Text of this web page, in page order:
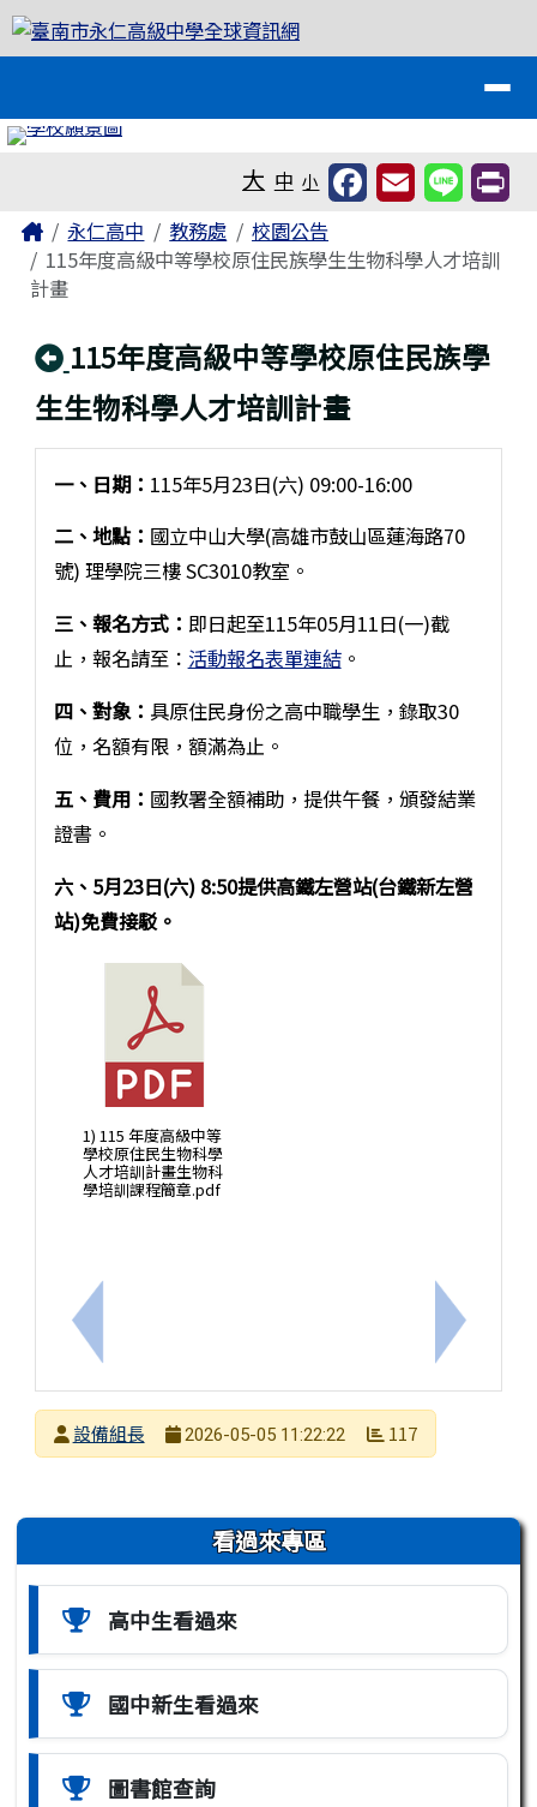
跳至主內容區
臺南市永仁高級中學全球資訊網
大 中 小
主內容區域
Home永仁高中 教務處
校園公告
115年度高級中等學校原住民族學生生物科學人才培訓
計畫
回上頁
115年度高級中等學校原住民族學
生生物科學人才培訓計畫
上一筆：轉知金門大學115學年度進修學士班甄試入
一、日期： 115年5月23日(六) 09:00-16:00
二、地點： 國立中山大學(高雄市鼓山區蓮海路70
號) 理學院三樓 SC3010教室。
三、報名方式： 即日起至115年05月11日(一)截
止，報名請至： 活動報名表單連結。
四、對象： 具原住民身份之高中職學生，錄取30
位，名額有限，額滿為止。
五、費用： 國教署全額補助，提供午餐，頒發結業
證書。
六、5月23日(六) 8:50提供高鐵左營站(台鐵新左營
站)免費接駁。
1) 115 年度高級中等
學校原住民生物科學
人才培訓計畫生物科
學培訓課程簡章.pdf
下一筆：
發布者設備組長
2026-05-05 11:22:22 117
左邊區域內容 看過來專區
高中生看過來
國中新生看過來
圖書館查詢
頁尾區域